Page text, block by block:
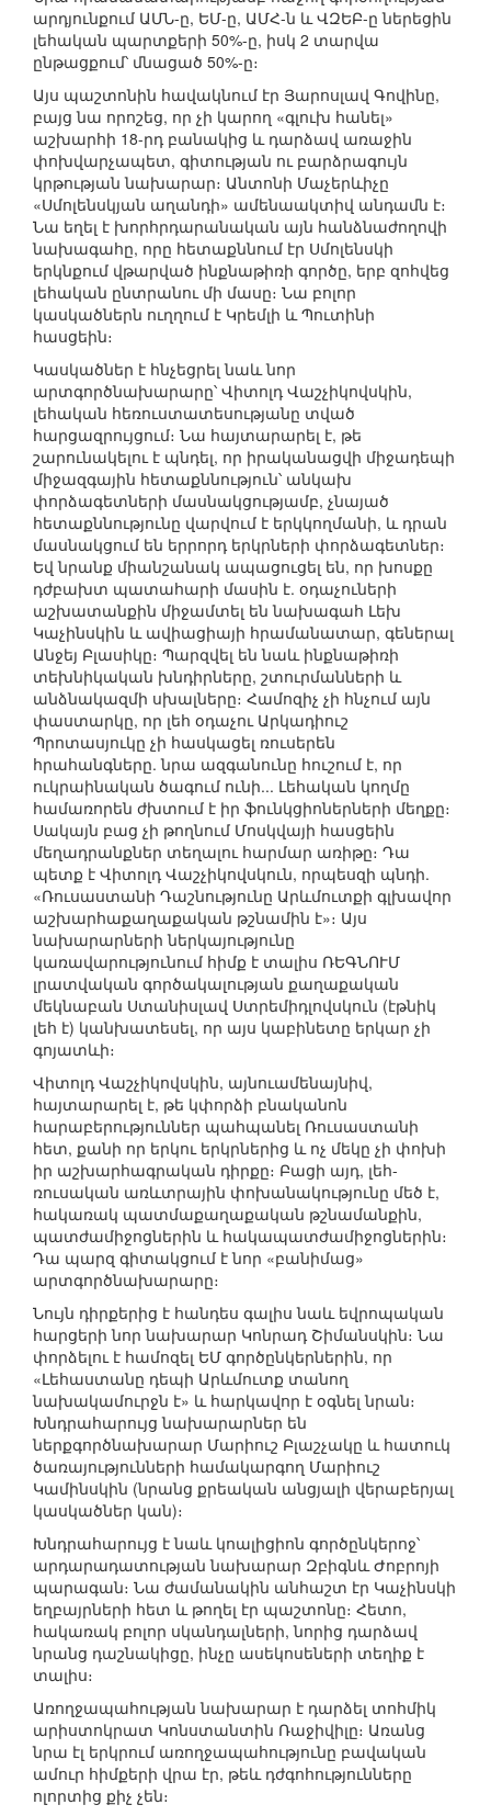
արդյունքում ԱՄՆ-ը, ԵՄ-ը, ԱՄՀ-ն և ՎԶԵԲ-ը ներեցին
լեհական պարտքերի 50%-ը, իսկ 2 տարվա
ընթացքում՝ մնացած 50%-ը։
Այս պաշտոնին հավակնում էր Յարոսլավ Գովինը,
բայց նա որոշեց, որ չի կարող «գլուխ հանել»
աշխարհի 18-րդ բանակից և դարձավ առաջին
փոխվարչապետ, գիտության ու բարձրագույն
կրթության նախարար։ Անտոնի Մաչերևիչը
«Սմոլենսկյան աղանդի» ամենաակտիվ անդամն է։
Նա եղել է խորհրդարանական այն հանձնաժողովի
նախագահը, որը հետաքննում էր Սմոլենսկի
երկնքում վթարված ինքնաթիռի գործը, երբ զոհվեց
լեհական ընտրանու մի մասը։ Նա բոլոր
կասկածներն ուղղում է Կրեմլի և Պուտինի
հասցեին։
Կասկածներ է հնչեցրել նաև նոր
արտգործնախարարը՝ Վիտոլդ Վաշչիկովսկին,
լեհական հեռուստատեսությանը տված
հարցազրույցում։ Նա հայտարարել է, թե
շարունակելու է պնդել, որ իրականացվի միջադեպի
միջազգային հետաքննություն՝ անկախ
փորձագետների մասնակցությամբ, չնայած
հետաքննությունը վարվում է երկկողմանի, և դրան
մասնակցում են երրորդ երկրների փորձագետներ։
Եվ նրանք միանշանակ ապացուցել են, որ խոսքը
դժբախտ պատահարի մասին է. օդաչուների
աշխատանքին միջամտել են նախագահ Լեխ
Կաչինսկին և ավիացիայի հրամանատար, գեներալ
Անջեյ Բլասիկը։ Պարզվել են նաև ինքնաթիռի
տեխնիկական խնդիրները, շտուրմանների և
անձնակազմի սխալները։ Համոզիչ չի հնչում այն
փաստարկը, որ լեհ օդաչու Արկադիուշ
Պրոտասյուկը չի հասկացել ռուսերեն
հրահանգները. նրա ազգանունը հուշում է, որ
ուկրաինական ծագում ունի... Լեհական կողմը
համառորեն ժխտում է իր ֆունկցիոներների մեղքը։
Սակայն բաց չի թողնում Մոսկվայի հասցեին
մեղադրանքներ տեղալու հարմար առիթը։ Դա
պետք է Վիտոլդ Վաշչիկովսկուն, որպեսզի պնդի.
«Ռուսաստանի Դաշնությունը Արևմուտքի գլխավոր
աշխարհաքաղաքական թշնամին է»։ Այս
նախարարների ներկայությունը
կառավարությունում հիմք է տալիս ՌԵԳՆՈՒՄ
լրատվական գործակալության քաղաքական
մեկնաբան Ստանիսլավ Ստրեմիդլովսկուն (էթնիկ
լեհ է) կանխատեսել, որ այս կաբինետը երկար չի
գոյատևի։
Վիտոլդ Վաշչիկովսկին, այնուամենայնիվ,
հայտարարել է, թե կփորձի բնականոն
հարաբերություններ պահպանել Ռուսաստանի
հետ, քանի որ երկու երկրներից և ոչ մեկը չի փոխի
իր աշխարհագրական դիրքը։ Բացի այդ, լեհ-
ռուսական առևտրային փոխանակությունը մեծ է,
հակառակ պատմաքաղաքական թշնամանքին,
պատժամիջոցներին և հակապատժամիջոցներին։
Դա պարզ գիտակցում է նոր «բանիմաց»
արտգործնախարարը։
Նույն դիրքերից է հանդես գալիս նաև եվրոպական
հարցերի նոր նախարար Կոնրադ Շիմանսկին։ Նա
փորձելու է համոզել ԵՄ գործընկերներին, որ
«Լեհաստանը դեպի Արևմուտք տանող
նախակամուրջն է» և հարկավոր է օգնել նրան։
Խնդրահարույց նախարարներ են
ներքգործնախարար Մարիուշ Բլաշչակը և հատուկ
ծառայությունների համակարգող Մարիուշ
Կամինսկին (նրանց քրեական անցյալի վերաբերյալ
կասկածներ կան)։
Խնդրահարույց է նաև կոալիցիոն գործընկերոջ՝
արդարադատության նախարար Զբիգնև Ժոբրոյի
պարագան։ Նա ժամանակին անհաշտ էր Կաչինսկի
եղբայրների հետ և թողել էր պաշտոնը։ Հետո,
հակառակ բոլոր սկանդալների, նորից դարձավ
նրանց դաշնակիցը, ինչը ասեկոսեների տեղիք է
տալիս։
Առողջապահության նախարար է դարձել տոհմիկ
արիստոկրատ Կոնստանտին Ռաջիվիլը։ Առանց
նրա էլ երկրում առողջապահությունը բավական
ամուր հիմքերի վրա էր, թեև դժգոհությունները
ոլորտից քիչ չեն։